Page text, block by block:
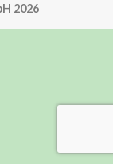
2026